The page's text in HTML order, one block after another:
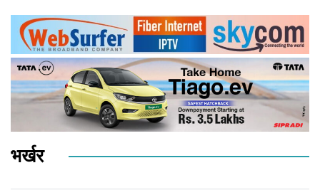
भर्खर